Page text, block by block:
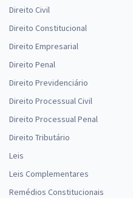
Direito Civil
Direito Constitucional
Direito Empresarial
Direito Penal
Direito Previdenciário
Direito Processual Civil
Direito Processual Penal
Direito Tributário
Leis
Leis Complementares
Remédios Constitucionais